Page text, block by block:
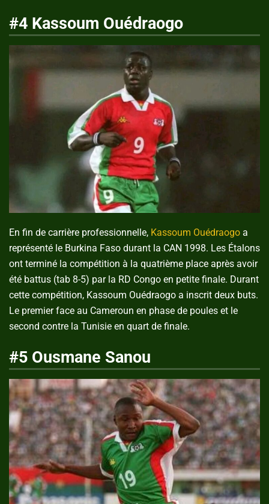
#4 Kassoum Ouédraogo
En fin de carrière professionnelle, Kassoum Ouédraogo a
représenté le Burkina Faso durant la CAN 1998. Les Étalons
ont terminé la compétition à la quatrième place après avoir
été battus (tab 8-5) par la RD Congo en petite finale. Durant
cette compétition, Kassoum Ouédraogo a inscrit deux buts.
Le premier face au Cameroun en phase de poules et le
second contre la Tunisie en quart de finale.
#5 Ousmane Sanou